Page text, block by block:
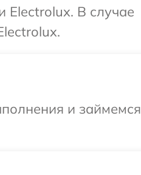
Electrolux. В случае
и займемся